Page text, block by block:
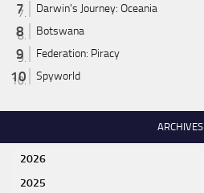
Darwin's Journey: Oceania
Botswana
Federation: Piracy
Spyworld
ARCHIVES
2026
2025